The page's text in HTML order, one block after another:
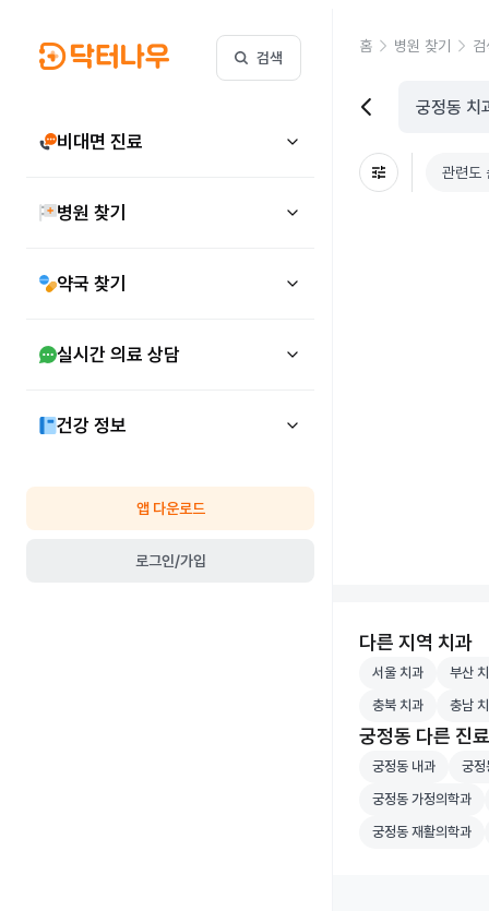
검색
비대면 진료
병원 찾기
약국 찾기
실시간 의료 상담
건강 정보
앱 다운로드
로그인/가입
홈 병원 찾기
관련도
다른 지역 치과
서울 치과 병원 검
서울 치과 부산
부산
충북 치과 병원 검
충북 치과 충남
충남
궁정동 다른 진
궁정동 내과 병원
궁정동 내과 궁
궁정
궁정동 가정의학
궁정동 가정의학과
궁정동 재활의학
궁정동 재활의학과